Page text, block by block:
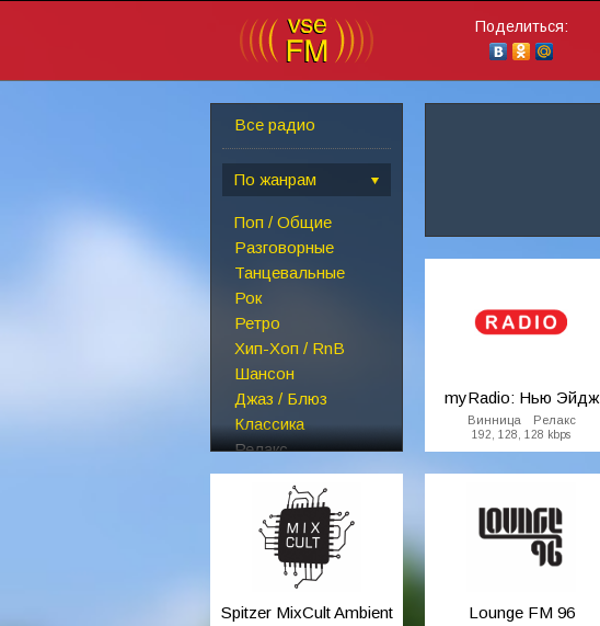
Поделиться:
Все радио
По жанрам
Поп / Общие
Разговорные
Танцевальные
Рок
Ретро
Хип-Хоп / RnB
Шансон
Джаз / Блюз
Классика
Релакс
Детские
Фолк / Этно
Религиозные
myRadio: Нью Эйдж
Винница Релакс
192, 128, 128 kbps
Spitzer MixCult Ambient Lounge FM 96